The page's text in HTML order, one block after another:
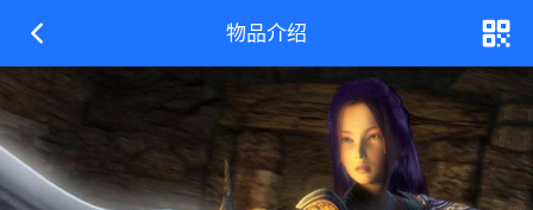
物品介绍